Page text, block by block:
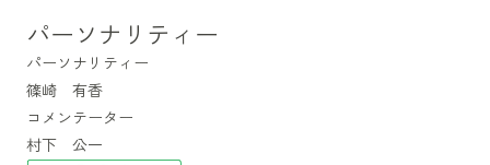
パーソナリティー
パーソナリティー
篠崎 有香
コメンテーター
村下 公一